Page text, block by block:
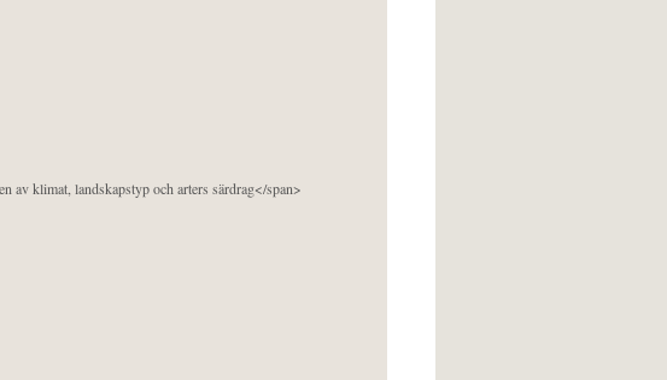
av klimat, landskapstyp och arters särdrag</span>